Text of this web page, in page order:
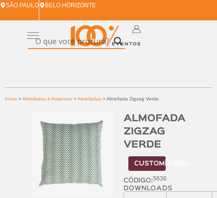
SÃO PAULO BELO HORIZONTE
Início >Almofadas e Assentos >Almofadas > Almofada Zigzag Verde
ALMOFADA
ZIGZAG
VERDE
CUSTOMÍZAVEL
CÓDIGO:5636
DOWNLOADS